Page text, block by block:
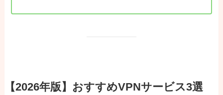
【2026年版】おすすめVPNサービス3選